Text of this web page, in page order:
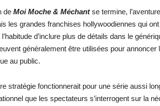
de Moi Moche & Méchantse termine,
les grandes franchises hollywoodiennes qui
d’inclure plus de détails dans le
généralement être utilisées pour
au public.
stratégie fonctionnerait pour une série aussi
que les spectateurs s’interrogent sur la